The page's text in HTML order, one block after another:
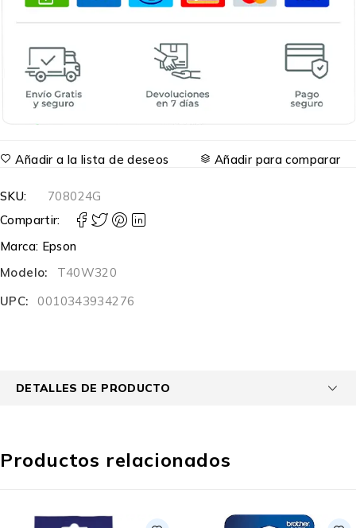
Añadir a la lista de deseos Añadir para comparar
SKU:
708024G
Compartir:
Marca: Epson
Modelo:
T40W320
UPC:
0010343934276
DETALLES DE PRODUCTO
Productos relacionados